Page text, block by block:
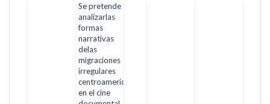
Se pretende
analizarlas
formas
narrativas
delas
migraciones
irregulares
centroamericanas
en el cine